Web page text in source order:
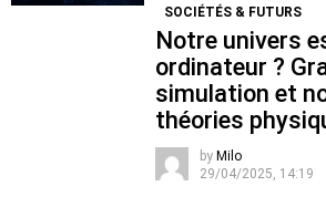
SOCIÉTÉS & FUTURS
Notre univers
ordinateur ?
simulation et
théories
by Milo
29/04/2025, 14:19